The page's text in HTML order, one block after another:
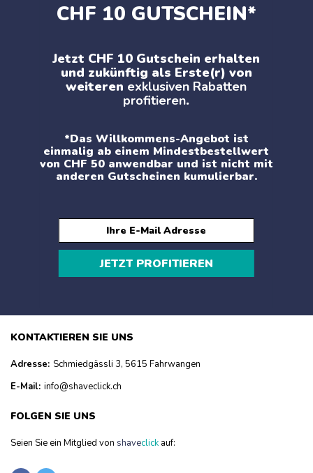
CHF 10 GUTSCHEIN*
Jetzt CHF 10 Gutschein erhalten
und zukünftig als Erste(r) von
weiteren exklusiven Rabatten
profitieren.
*Das Willkommens-Angebot ist
einmalig ab einem Mindestbestellwert
von CHF 50 anwendbar und ist nicht mit
anderen Gutscheinen kumulierbar.
JETZT PROFITIEREN
KONTAKTIEREN SIE UNS
Adresse: Schmiedgässli 3, 5615 Fahrwangen
E-Mail: info@shaveclick.ch
FOLGEN SIE UNS
Seien Sie ein Mitglied von shaveclick auf: